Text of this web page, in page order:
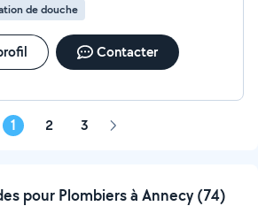
de douche
Contacter
1 2 3 Page
pour Plombiers à Annecy (74)